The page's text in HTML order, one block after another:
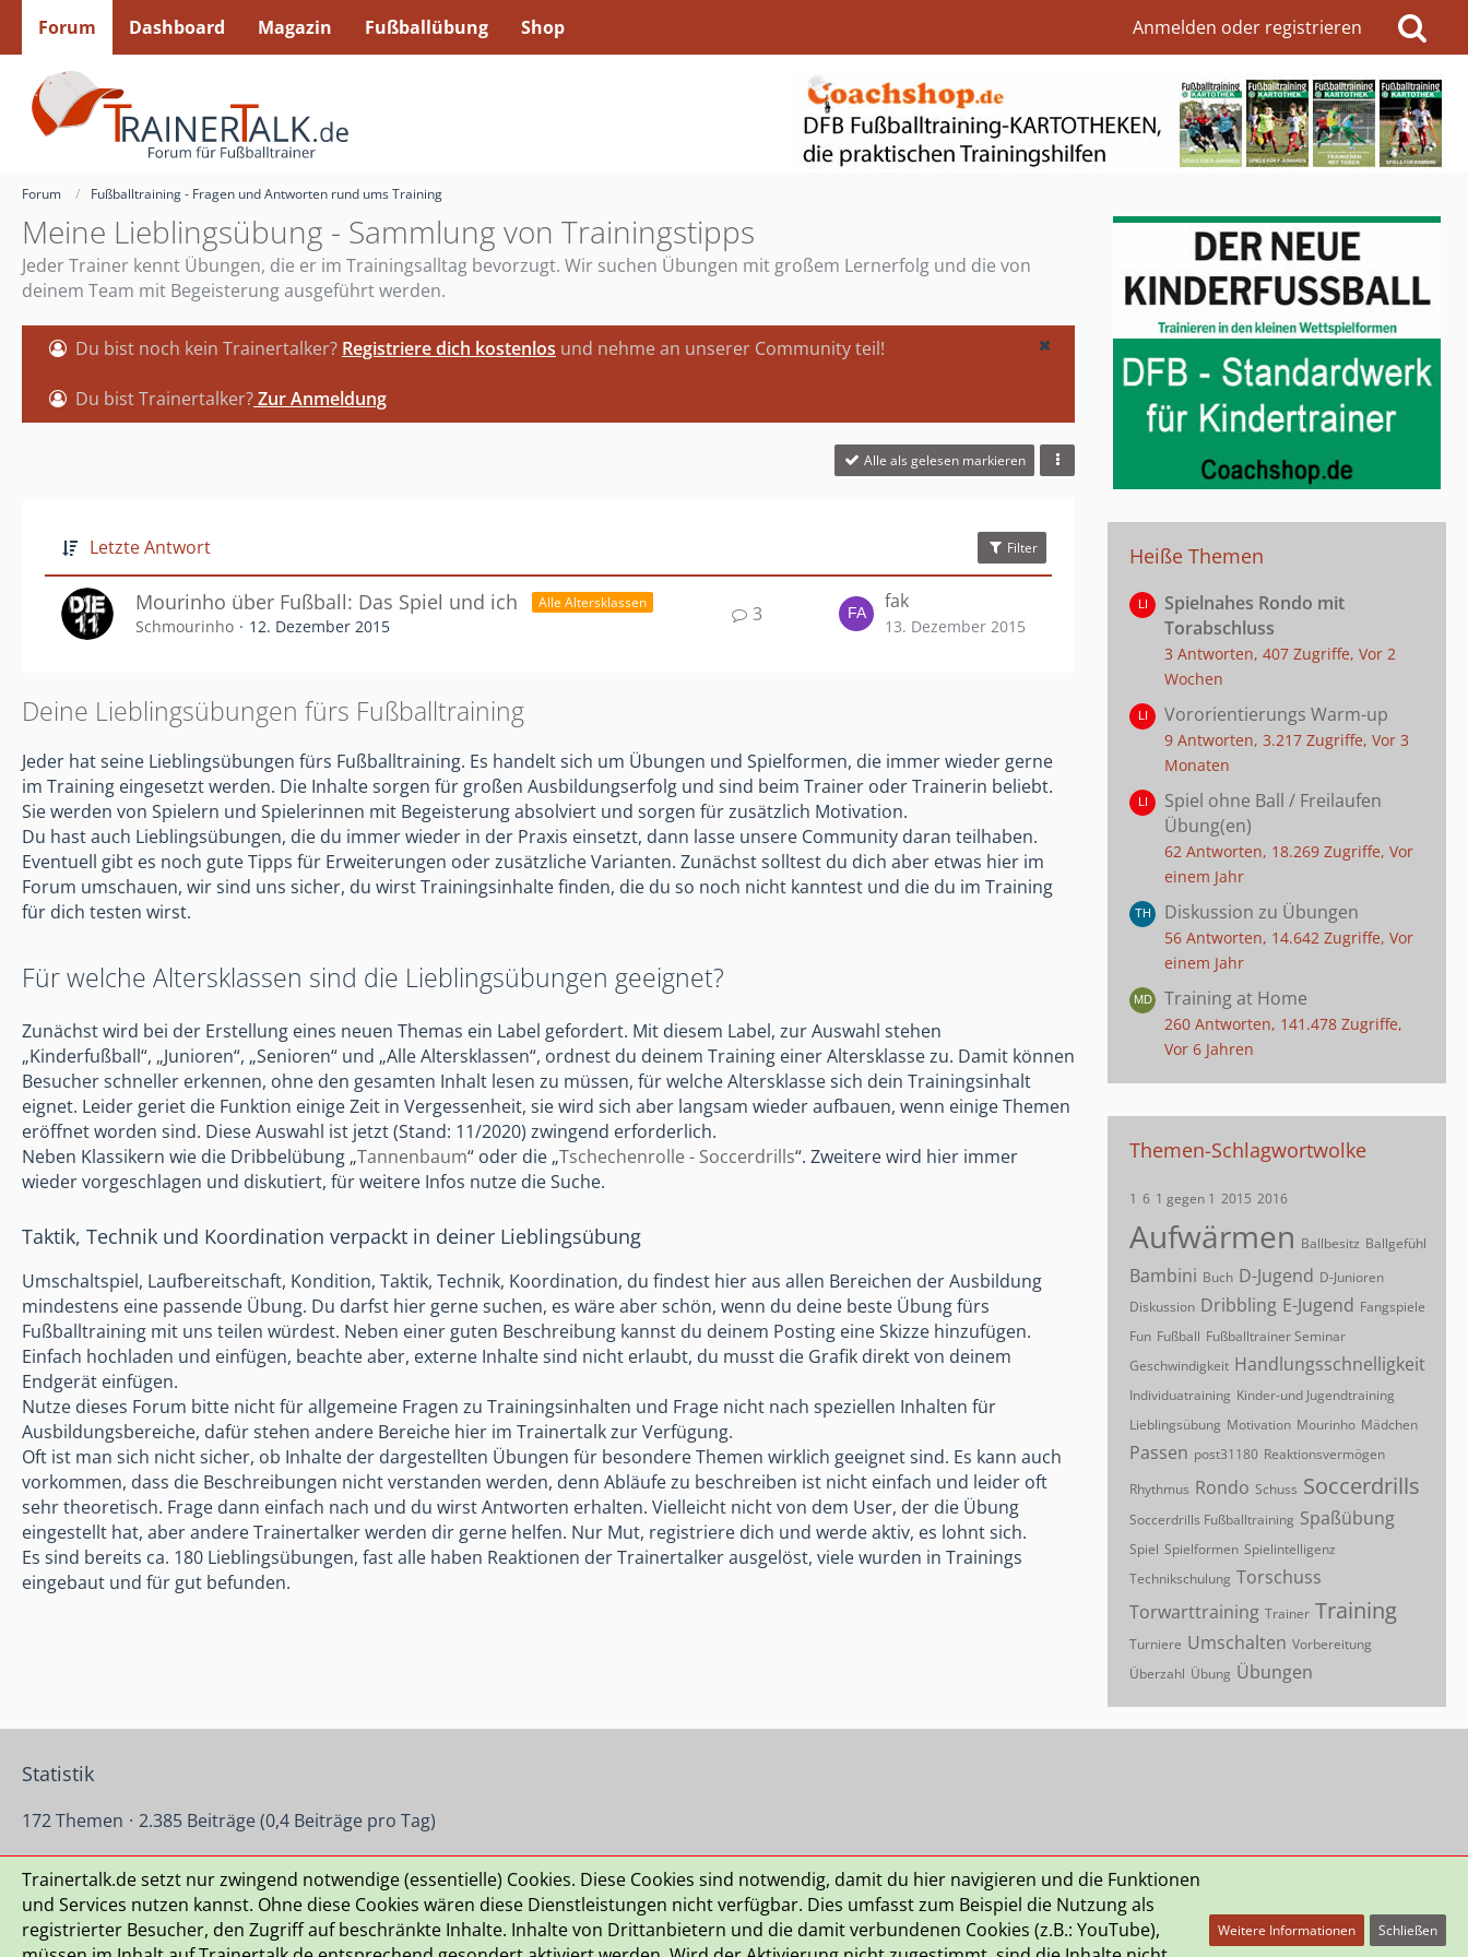
Forum Dashboard Magazin Fußballübung Shop Anmelden oder registrieren
Forum Fußballtraining - Fragen und Antworten rund ums Training
Meine Lieblingsübung - Sammlung von Trainingstipps
Jeder Trainer kennt Übungen, die er im Trainingsalltag bevorzugt. Wir suchen Übungen mit großem Lernerfolg und die von
deinem Team mit Begeisterung ausgeführt werden.
Du bist noch kein Trainertalker? Registriere dich kostenlos und nehme an unserer Community teil!
Du bist Trainertalker?Zur Anmeldung
Alle als gelesen markieren
Letzte Antwort Filter
Alle Altersklassen
Mourinho über Fußball: Das Spiel und ich
Schmourinho 12. Dezember 2015
3
fak
13. Dezember 2015
Deine Lieblingsübungen fürs Fußballtraining
Jeder hat seine Lieblingsübungen fürs Fußballtraining. Es handelt sich um Übungen und Spielformen, die immer wieder gerne
im Training eingesetzt werden. Die Inhalte sorgen für großen Ausbildungserfolg und sind beim Trainer oder Trainerin beliebt.
Sie werden von Spielern und Spielerinnen mit Begeisterung absolviert und sorgen für zusätzlich Motivation.
Du hast auch Lieblingsübungen, die du immer wieder in der Praxis einsetzt, dann lasse unsere Community daran teilhaben.
Eventuell gibt es noch gute Tipps für Erweiterungen oder zusätzliche Varianten. Zunächst solltest du dich aber etwas hier im
Forum umschauen, wir sind uns sicher, du wirst Trainingsinhalte finden, die du so noch nicht kanntest und die du im Training
für dich testen wirst.
Für welche Altersklassen sind die Lieblingsübungen geeignet?
Zunächst wird bei der Erstellung eines neuen Themas ein Label gefordert. Mit diesem Label, zur Auswahl stehen
„Kinderfußball“, „Junioren“, „Senioren“ und „Alle Altersklassen“, ordnest du deinem Training einer Altersklasse zu. Damit können
Besucher schneller erkennen, ohne den gesamten Inhalt lesen zu müssen, für welche Altersklasse sich dein Trainingsinhalt
eignet. Leider geriet die Funktion einige Zeit in Vergessenheit, sie wird sich aber langsam wieder aufbauen, wenn einige Themen
eröffnet worden sind. Diese Auswahl ist jetzt (Stand: 11/2020) zwingend erforderlich.
Neben Klassikern wie die Dribbelübung „Tannenbaum“ oder die „Tschechenrolle - Soccerdrills“. Zweitere wird hier immer
wieder vorgeschlagen und diskutiert, für weitere Infos nutze die Suche.
Taktik, Technik und Koordination verpackt in deiner Lieblingsübung
Umschaltspiel, Laufbereitschaft, Kondition, Taktik, Technik, Koordination, du findest hier aus allen Bereichen der Ausbildung
mindestens eine passende Übung. Du darfst hier gerne suchen, es wäre aber schön, wenn du deine beste Übung fürs
Fußballtraining mit uns teilen würdest. Neben einer guten Beschreibung kannst du deinem Posting eine Skizze hinzufügen.
Einfach hochladen und einfügen, beachte aber, externe Inhalte sind nicht erlaubt, du musst die Grafik direkt von deinem
Endgerät einfügen.
Nutze dieses Forum bitte nicht für allgemeine Fragen zu Trainingsinhalten und Frage nicht nach speziellen Inhalten für
Ausbildungsbereiche, dafür stehen andere Bereiche hier im Trainertalk zur Verfügung.
Oft ist man sich nicht sicher, ob Inhalte der dargestellten Übungen für besondere Themen wirklich geeignet sind. Es kann auch
vorkommen, dass die Beschreibungen nicht verstanden werden, denn Abläufe zu beschreiben ist nicht einfach und leider oft
sehr theoretisch. Frage dann einfach nach und du wirst Antworten erhalten. Vielleicht nicht von dem User, der die Übung
eingestellt hat, aber andere Trainertalker werden dir gerne helfen. Nur Mut, registriere dich und werde aktiv, es lohnt sich.
Es sind bereits ca. 180 Lieblingsübungen, fast alle haben Reaktionen der Trainertalker ausgelöst, viele wurden in Trainings
eingebaut und für gut befunden.
Heiße Themen
Spielnahes Rondo mit
Torabschluss
3 Antworten, 407 Zugriffe, Vor 2
Wochen
Vororientierungs Warm-up
9 Antworten, 3.217 Zugriffe, Vor 3
Monaten
Spiel ohne Ball / Freilaufen
Übung(en)
62 Antworten, 18.269 Zugriffe, Vor
einem Jahr
Diskussion zu Übungen
56 Antworten, 14.642 Zugriffe, Vor
einem Jahr
Training at Home
260 Antworten, 141.478 Zugriffe,
Vor 6 Jahren
Themen-Schlagwortwolke
1 6 1 gegen 1 2015 2016
Aufwärmen Ballbesitz Ballgefühl
Bambini Buch D-Jugend D-Junioren
Diskussion Dribbling E-Jugend Fangspiele
Fun Fußball Fußballtrainer Seminar
Geschwindigkeit Handlungsschnelligkeit
Individuatraining Kinder-und Jugendtraining
Lieblingsübung Motivation Mourinho Mädchen
Passen post31180 Reaktionsvermögen
Rhythmus Rondo Schuss Soccerdrills
Soccerdrills Fußballtraining Spaßübung
Spiel Spielformen Spielintelligenz
Technikschulung Torschuss
Torwarttraining Trainer Training
Turniere Umschalten Vorbereitung
Überzahl Übung Übungen
Statistik
172 Themen 2.385 Beiträge (0,4 Beiträge pro Tag)
Datenschutzerklärung Kontakt Impressum Nutzungsbedingungen Häufig gestellte Fragen
Trainertalk.de setzt nur zwingend notwendige (essentielle) Cookies. Diese Cookies sind notwendig, damit du hier navigieren und die Funktionen
und Services nutzen kannst. Ohne diese Cookies wären diese Dienstleistungen nicht verfügbar. Dies umfasst zum Beispiel die Nutzung als
registrierter Besucher, den Zugriff auf beschränkte Inhalte. Inhalte von Drittanbietern und die damit verbundenen Cookies (z.B.: YouTube),
Weitere Informationen Schließen